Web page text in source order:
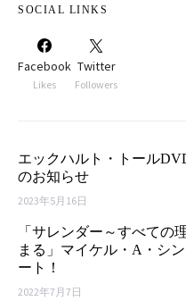
SOCIAL LINKS
Facebook
Likes
Twitter
Followers
エックハルト・トール
のお知らせ
2023年5月16日
「サレンダー～すべての
まる」マイケル・A・シ
ート！
2022年7月7日